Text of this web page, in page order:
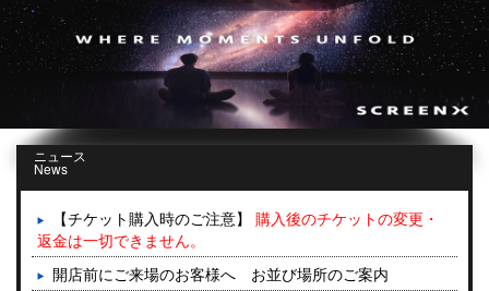
ニュース
News
【チケット購入時のご注意】 購入後のチケットの変更・
返金は一切できません。
開店前にご来場のお客様へ お並び場所のご案内